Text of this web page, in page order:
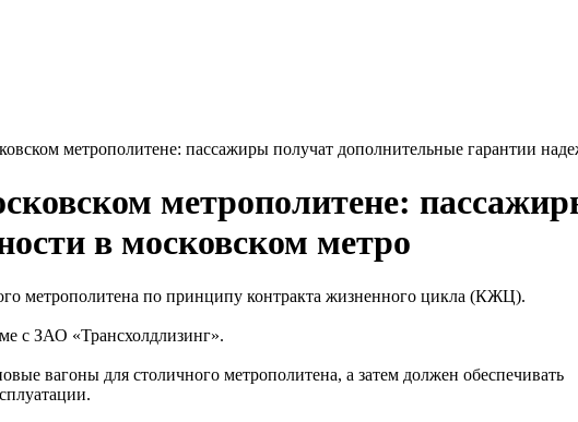
метрополитене: пассажиры получат дополнительные гарантии
метрополитене:
в московском метро
метрополитена по принципу контракта жизненного цикла (КЖЦ).
с ЗАО «Трансхолдлизинг».
вагоны для столичного метрополитена, а затем должен обеспечивать